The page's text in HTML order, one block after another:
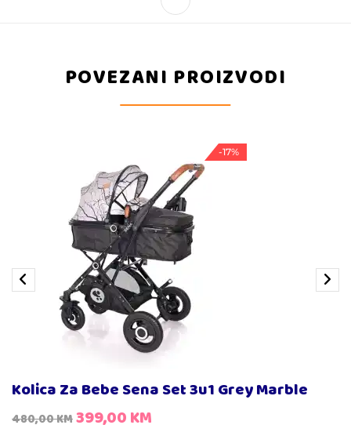
POVEZANI PROIZVODI
-17%
Kolica Za Bebe Sena Set 3u1 Grey Marble
480,00KM399,00KM